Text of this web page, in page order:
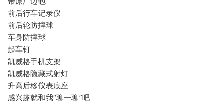
前后行车记录仪
前后轮防摔球
车身防摔球
起车钉
凯威格手机支架
凯威格隐藏式射灯
升高后移仪表底座
感兴趣就和我“聊一聊”吧